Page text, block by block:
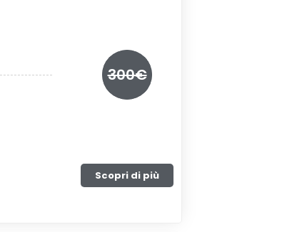
300€
Scopri di più